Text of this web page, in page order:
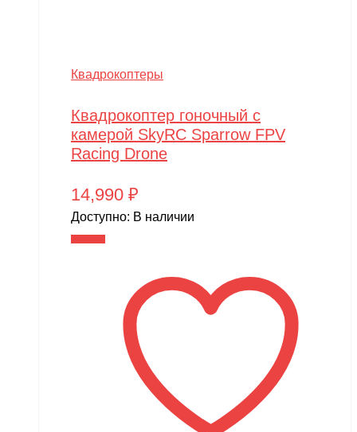
Квадрокоптеры
Квадрокоптер гоночный с
камерой SkyRC Sparrow FPV
Racing Drone
14,990 ₽
Доступно: В наличии